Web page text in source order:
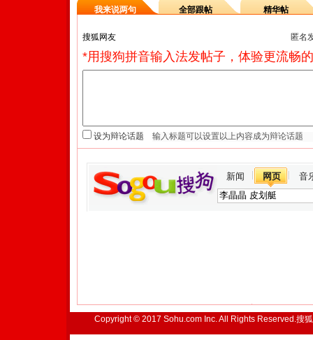
我来说两句 全部跟帖 精华帖
匿名
*用搜狗拼音输入法发帖子，体验更流畅
设为辩论话题
新闻 网页 音
Copyright © 2017 Sohu.com Inc. All Rights Reserved.搜